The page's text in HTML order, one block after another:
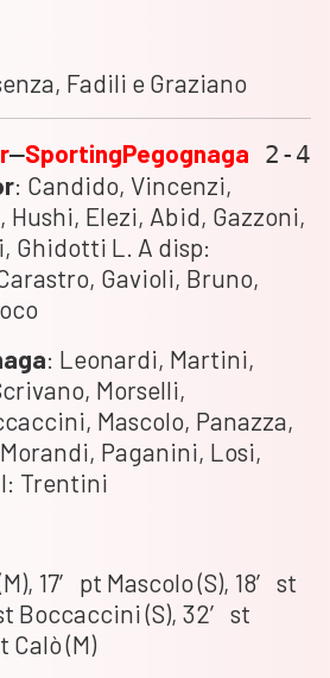
Fadili e Graziano
–SportingPegognaga 2-4
: Candido, Vincenzi,
Elezi, Abid, Gazzoni,
Ghidotti L. A disp:
Gavioli, Bruno,
: Leonardi, Martini,
Morselli,
Mascolo, Panazza,
Paganini, Losi,
Trentini
17′ pt Mascolo (S), 18′ st
Boccaccini (S), 32′ st
Calò (M)